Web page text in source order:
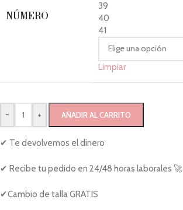
NÚMERO
39
40
41
Limpiar
- + AÑADIR AL CARRITO
✔ Te devolvemos el dinero
✔ Recibe tu pedido en 24/48 horas laborales 🚀
✔Cambio de talla GRATIS